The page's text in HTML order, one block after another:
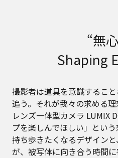
“無
Shaping
撮影者は道具を意識するこ
追う。それが我々の求める理
レンズ一体型カメラ LUMIX
プを楽しんでほしい」とい
持ち歩きたくなるデザイン
が、被写体に向き合う時間に